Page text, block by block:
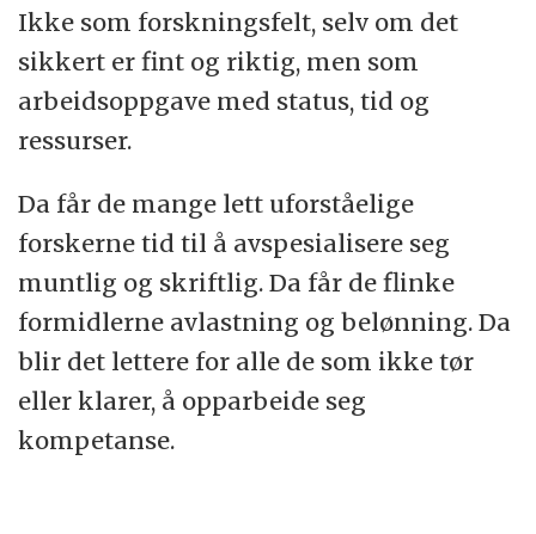
Ikke som forskningsfelt, selv om det
sikkert er fint og riktig, men som
arbeidsoppgave med status, tid og
ressurser.
Da får de mange lett uforståelige
forskerne tid til å avspesialisere seg
muntlig og skriftlig. Da får de flinke
formidlerne avlastning og belønning. Da
blir det lettere for alle de som ikke tør
eller klarer, å opparbeide seg
kompetanse.